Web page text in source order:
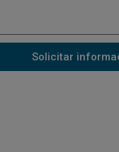
Solicitar